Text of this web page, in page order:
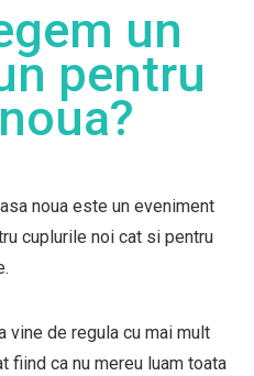
un
pentru
noua este un eveniment
cuplurile noi cat si pentru
vine de regula cu mai mult
fiind ca nu mereu luam toata